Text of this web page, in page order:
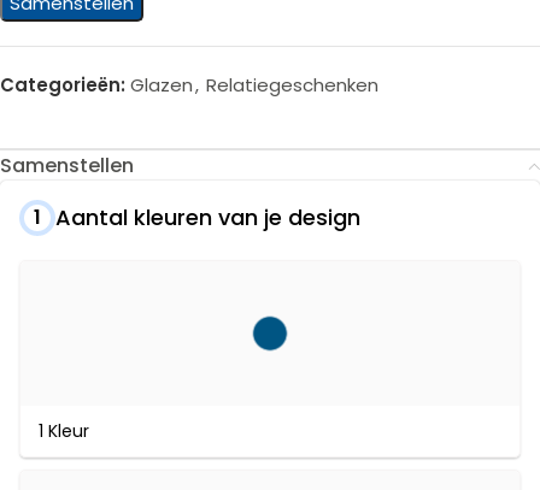
Categorieën: Glazen, Relatiegeschenken
Samenstellen
1 Aantal kleuren van je design
1 Kleur